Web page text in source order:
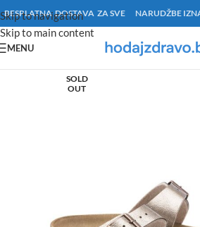
Skip to navigation
Skip to main content
BESPLATNA DOSTAVA ZA SVE NARUDŽBE
MENU
SOLD
OUT